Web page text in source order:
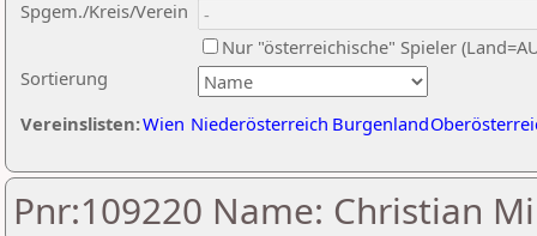
Sortierung
Spgem./Kreis/Verein
Nur "österreichische" Spieler
Vereinslisten:Wien Niederösterreich Burgenland
Pnr:109220 Name: Christian